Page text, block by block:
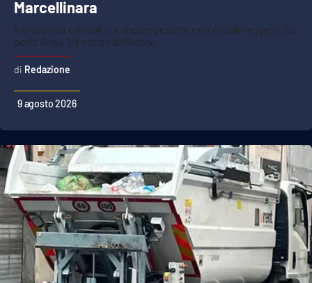
Marcellinara
Il sinistro ha coinvolto un mezzo pesante e un veicolo leggero. Sul
posto Anas, 118 e forze dell’ordine
Redazione
9 agosto 2026